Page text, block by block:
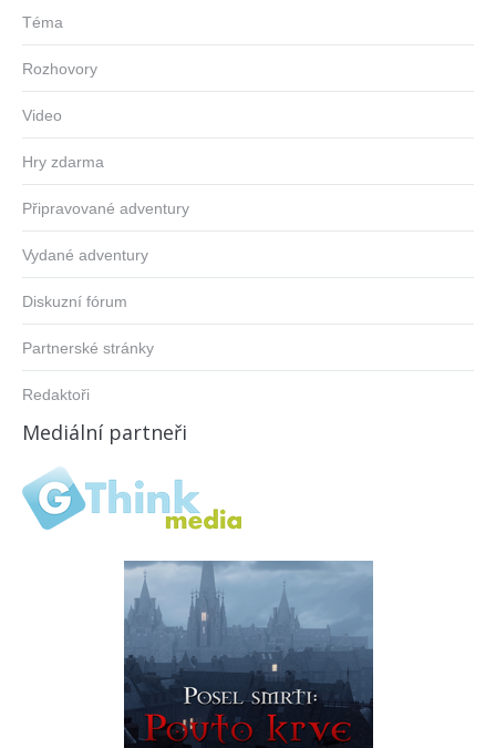
Téma
Rozhovory
Video
Hry zdarma
Připravované adventury
Vydané adventury
Diskuzní fórum
Partnerské stránky
Redaktoři
Mediální partneři